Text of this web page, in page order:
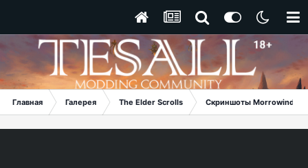
Главная Галерея The Elder Scrolls Скриншоты Morrowind